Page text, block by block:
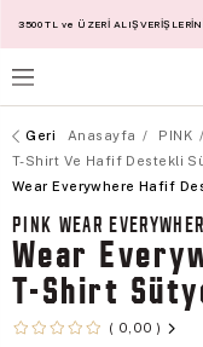
3500 TL ve ÜZERİ
Anasayfa PINK
T-Shirt Ve Hafif Destekli
Wear Everywhere Hafif
PINK WEAR
Wear
T-Shirt
0,00